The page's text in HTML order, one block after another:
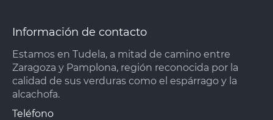
Información de contacto
Estamos en Tudela, a mitad de camino entre
Zaragoza y Pamplona, región reconocida por la
calidad de sus verduras como el espárrago y la
alcachofa.
Teléfono